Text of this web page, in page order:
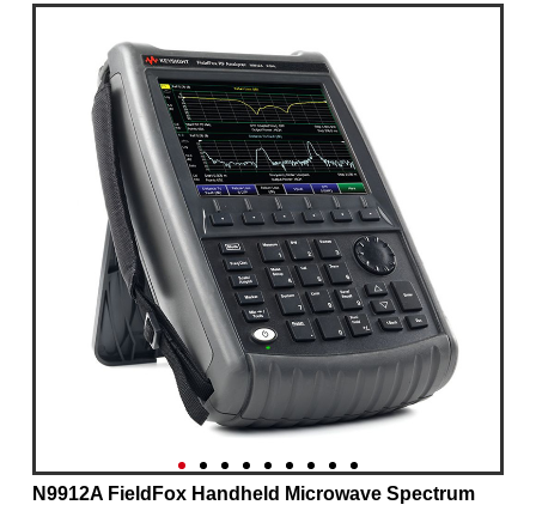
N9912A FieldFox Handheld Microwave Spectrum